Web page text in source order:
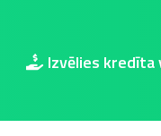
Izvēlies kredīta